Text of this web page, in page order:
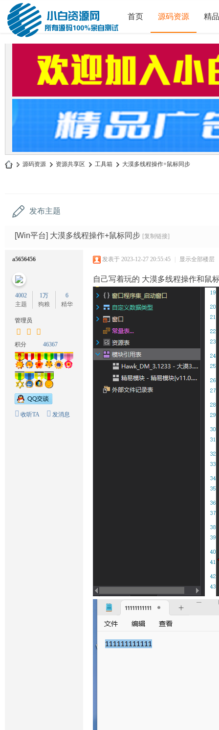
首页 源码资源 精
» 源码资源 › 资源共享区 › 工具箱 › 大漠多线程操作+鼠标同步
发布主题
[Win平台] 大漠多线程操作+鼠标同步 [复制链接]
a5656456
4002
主题
1万
狗粮
6
精华
管理员
积分 46367
收听TA 发消息
发表于 2023-12-27 20:55:45 | 显示全部楼层
自己写着玩的 大漠多线程操作和鼠